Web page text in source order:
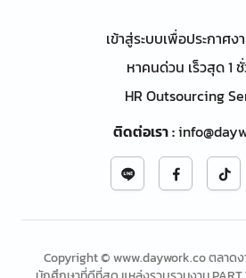
เข้าสู่ระบบเพื่อประกาศ
หาคนด่วน เร็วสุด 1
HR Outsourcing
ติดต่อเรา:
Copyright © www.daywork.co ตลาดง